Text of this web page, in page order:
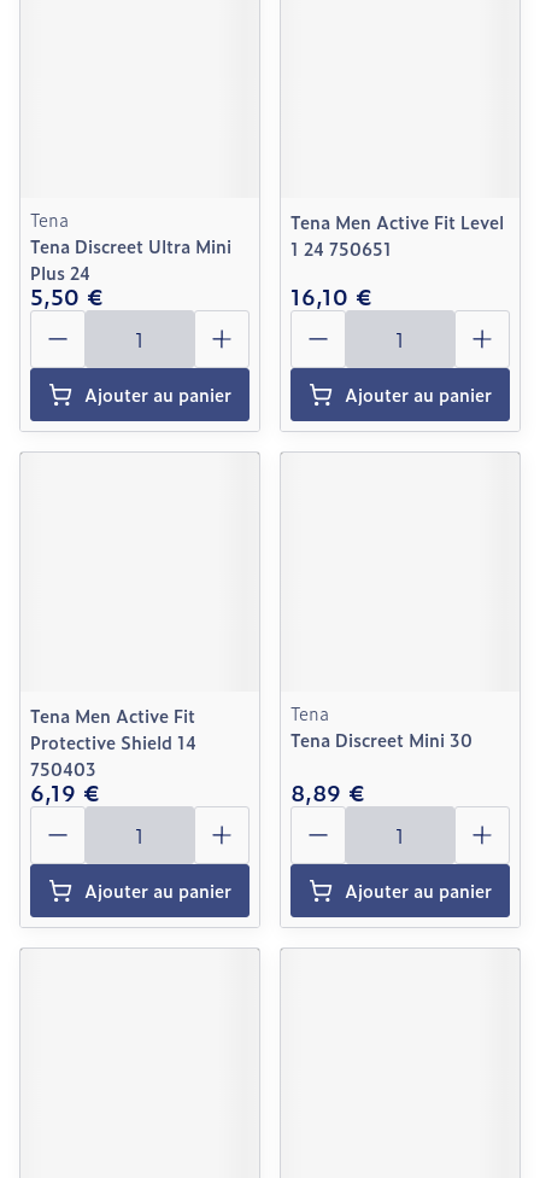
Tena
Tena Discreet Ultra Mini
Plus 24
5,50 €
Quantité
Ajouter au panier
Tena Men Active Fit Level
1 24 750651
16,10 €
Quantité
Ajouter au panier
Tena Men Active Fit
Protective Shield 14
750403
6,19 €
Quantité
Ajouter au panier
Tena
Tena Discreet Mini 30
8,89 €
Quantité
Ajouter au panier